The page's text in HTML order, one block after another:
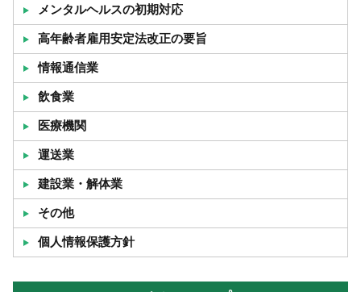
メンタルヘルスの初期対応
高年齢者雇用安定法改正の要旨
情報通信業
飲食業
医療機関
運送業
建設業・解体業
その他
個人情報保護方針